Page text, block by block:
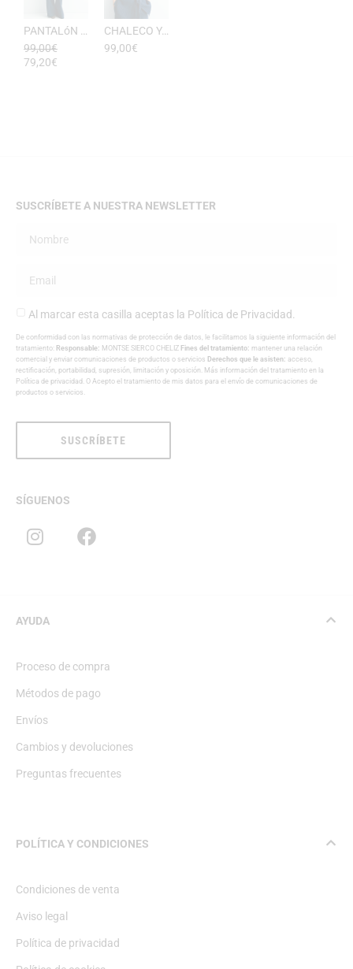
99,00€
79,20€
CHALECO YUKATA MUJER DE RAYAS ESEOESE
99,00€
SUSCRÍBETE A NUESTRA NEWSLETTER
Al marcar esta casilla aceptas la Política de Privacidad
De conformidad con las normativas de protección de datos, le facilitamos la siguiente información del
tratamiento: Responsable: MONTSE SIERCO CHELIZ Fines del tratamiento: mantener una relación
comercial y enviar comunicaciones de productos o servicios Derechos que le asisten: acceso,
rectificación, portabilidad, supresión, limitación y oposición. Más información del tratamiento en la
Política de privacidad . O Acepto el tratamiento de mis datos para el envío de comunicaciones de
productos o servicios.
SUSCRÍBETE
SÍGUENOS
AYUDA
Proceso de compra
Métodos de pago
Envíos
Cambios y devoluciones
Preguntas frecuentes
POLÍTICA Y CONDICIONES
Condiciones de venta
Aviso legal
Política de privacidad